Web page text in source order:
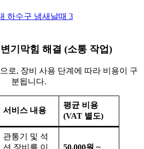
하수구 냄새날때 3
기막힘 해결 (소통 작업)
로, 장비 사용 단계에 따라 비용이 구
분됩니다.
서비스 내용
평균 비용
(VAT 별도)
관통기 및 석
션 장비를 이
50,000원 ~